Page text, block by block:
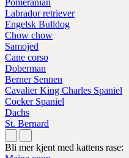
Pomeranian
Labrador retriever
Engelsk Bulldog
Chow chow
Samojed
Cane corso
Doberman
Berner Sennen
Cavalier King Charles Spaniel
Cocker Spaniel
Dachs
St. Bernard
Bli mer kjent med kattens rase: